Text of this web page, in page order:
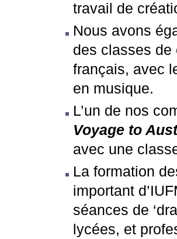
travail de
Nous avons
des classes de
français, avec
en musique.
L’un de nos
Voyage to
avec une
La formation
important d’
séances de
lycées, et